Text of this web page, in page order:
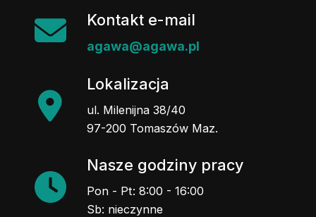
Kontakt e-mail
agawa@agawa.pl
Lokalizacja
ul. Milenijna 38/40
97-200 Tomaszów Maz.
Nasze godziny pracy
Pon - Pt: 8:00 - 16:00
Sb: nieczynne